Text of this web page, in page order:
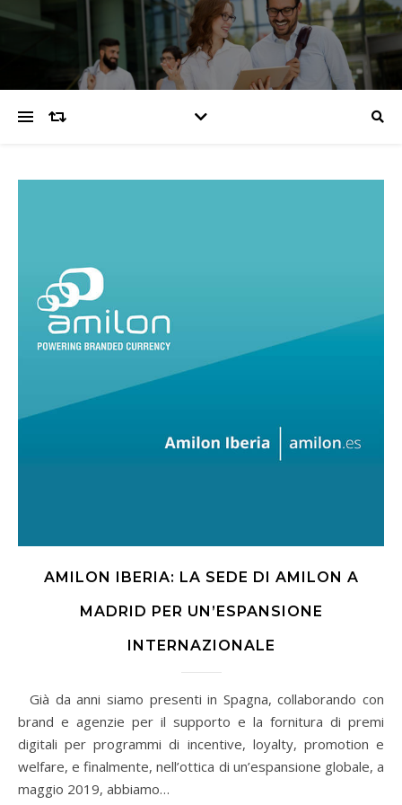
AMILON IBERIA: LA SEDE DI AMILON A
MADRID PER UN’ESPANSIONE
INTERNAZIONALE
Già da anni siamo presenti in Spagna, collaborando con
brand e agenzie per il supporto e la fornitura di premi
digitali per programmi di incentive, loyalty, promotion e
welfare, e finalmente, nell’ottica di un’espansione globale, a
maggio 2019, abbiamo…